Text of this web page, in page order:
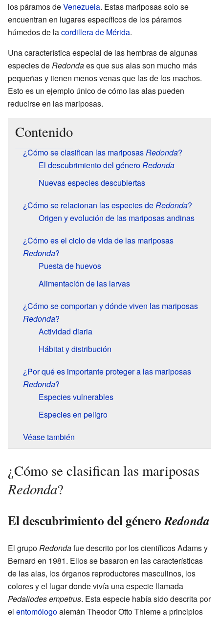
los páramos deVenezuela. Estas mariposas solo se
encuentran en lugares específicos de los páramos
húmedos de lacordillera de Mérida.
Una característica especial de las hembras de algunas
especies deRedondaes que sus alas son mucho más
pequeñas y tienen menos venas que las de los machos.
Esto es un ejemplo único de cómo las alas pueden
reducirse en las mariposas.
Contenido
¿Cómo se clasifican las mariposasRedonda?
El descubrimiento del géneroRedonda
Nuevas especies descubiertas
¿Cómo se relacionan las especies deRedonda?
Origen y evolución de las mariposas andinas
¿Cómo es el ciclo de vida de las mariposas
Redonda?
Puesta de huevos
Alimentación de las larvas
¿Cómo se comportan y dónde viven las mariposas
Redonda?
Actividad diaria
Hábitat y distribución
¿Por qué es importante proteger a las mariposas
Redonda?
Especies vulnerables
Especies en peligro
Véase también
¿Cómo se clasifican las mariposas
Redonda?
El descubrimiento del géneroRedonda
El grupoRedondafue descrito por los científicos Adams y
Bernard en 1981. Ellos se basaron en las características
de las alas, los órganos reproductores masculinos, los
colores y el lugar donde vivía una especie llamada
Pedaliodes empetrus. Esta especie había sido descrita por
el entomólogoalemán Theodor Otto Thieme a principios